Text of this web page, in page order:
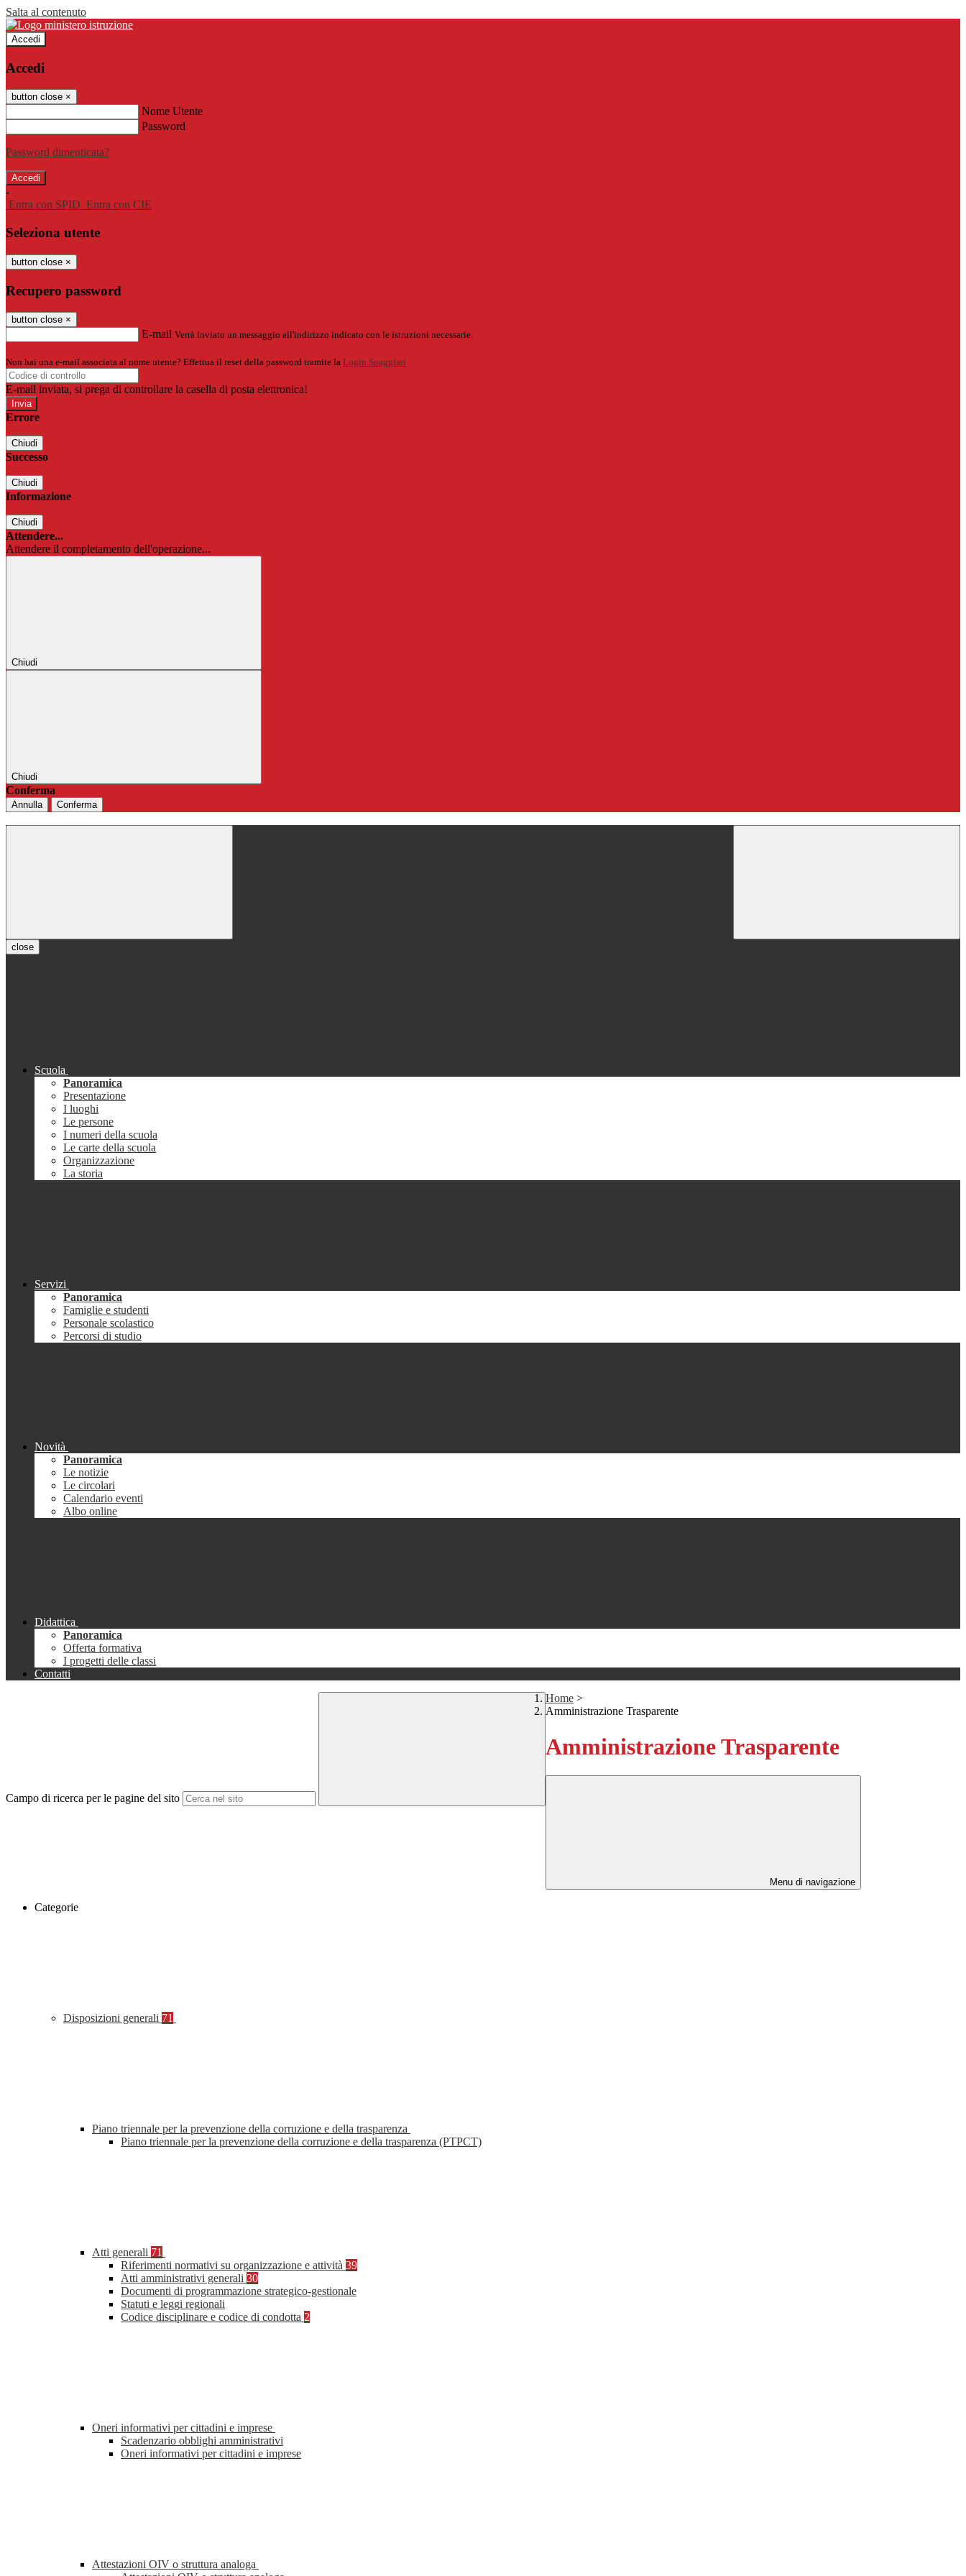
Salta al contenuto
Accedi
Accedi
button close ×
Nome Utente
Password
Password dimenticata?
-
Entra con SPID Entra con CIE
Seleziona utente
button close ×
Recupero password
button close ×
E-mail Verrà inviato un messaggio all'indirizzo indicato con le istruzioni necessarie.
Non hai una e-mail associata al nome utente? Effettua il reset della password tramite la Login Spaggiari
E-mail inviata, si prega di controllare la casella di posta elettronica!
Errore
Chiudi
Successo
Chiudi
Informazione
Chiudi
Attendere...
Attendere il completamento dell'operazione...
Chiudi
Chiudi
Conferma
Annulla Conferma
close
Scuola
Panoramica
Presentazione
I luoghi
Le persone
I numeri della scuola
Le carte della scuola
Organizzazione
La storia
Servizi
Panoramica
Famiglie e studenti
Personale scolastico
Percorsi di studio
Novità
Panoramica
Le notizie
Le circolari
Calendario eventi
Albo online
Didattica
Panoramica
Offerta formativa
I progetti delle classi
Contatti
Campo di ricerca per le pagine del sito
Home >
Amministrazione Trasparente
Amministrazione Trasparente
Menu di navigazione
Categorie
Disposizioni generali 71
Piano triennale per la prevenzione della corruzione e della trasparenza
Piano triennale per la prevenzione della corruzione e della trasparenza (PTPCT)
Atti generali 71
Riferimenti normativi su organizzazione e attività 39
Atti amministrativi generali 30
Documenti di programmazione strategico-gestionale
Statuti e leggi regionali
Codice disciplinare e codice di condotta 2
Oneri informativi per cittadini e imprese
Scadenzario obblighi amministrativi
Oneri informativi per cittadini e imprese
Attestazioni OIV o struttura analoga